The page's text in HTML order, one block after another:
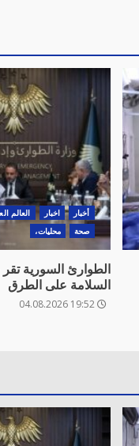
أخبار اخبار العالم
صحة
محليات،
الطوارئ السورية
السلامة على الطرق
19:52 04.08.2026